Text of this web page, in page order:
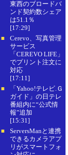
東西のブロードバ
ンド契約数シェア
は51.1％
[17:29]
■
Cerevo、写真管理
サービス
「CEREVO LIFE」
でプリント注文に
対応
[17:11]
■
「Yahoo!テレビ.Ｇ
ガイド」の日テレ
番組内に“公式情
報”追加
[15:31]
■
ServersManと連携
できるカメラアプ
リがスマートフォ